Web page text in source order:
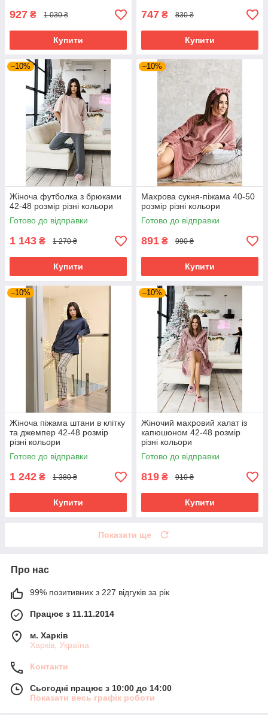
927 ₴ 1 030 ₴
Купити
747 ₴ 830 ₴
Купити
–10%
Жіноча футболка з брюками
42-48 розмір різні кольори
Готово до відправки
1 143 ₴ 1 270 ₴
Купити
–10%
Махрова сукня-піжама 40-50
розмір різні кольори
Готово до відправки
891 ₴ 990 ₴
Купити
–10%
Жіноча піжама штани в клітку
та джемпер 42-48 розмір
різні кольори
Готово до відправки
1 242 ₴ 1 380 ₴
Купити
–10%
Жіночий махровий халат із
капюшоном 42-48 розмір
різні кольори
Готово до відправки
819 ₴ 910 ₴
Купити
Показати ще
Про нас
99% позитивних з 227 відгуків за рік
Працює з 11.11.2014
м. Харків
Харків, Україна
Контакти
Сьогодні працює з 10:00 до 14:00
Показати весь графік роботи